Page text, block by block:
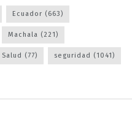
Ecuador (663)
Machala (221)
Salud (77) seguridad (1041)